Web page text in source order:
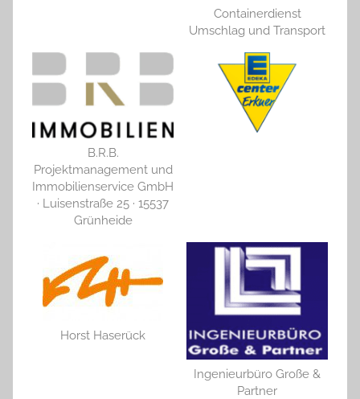
Containerdienst
Umschlag und Transport
B.R.B.
Projektmanagement und
Immobilienservice GmbH
· Luisenstraße 25 · 15537
Grünheide
Horst Haserück
Ingenieurbüro Große &
Partner